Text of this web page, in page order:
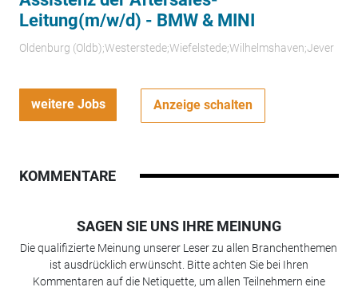
Leitung(m/w/d) - BMW & MINI
Oldenburg (Oldb);Westerstede;Wiefelstede;Wilhelmshaven;Jever
weitere Jobs Anzeige schalten
KOMMENTARE
SAGEN SIE UNS IHRE MEINUNG
Die qualifizierte Meinung unserer Leser zu allen Branchenthemen
ist ausdrücklich erwünscht. Bitte achten Sie bei Ihren
Kommentaren auf die Netiquette, um allen Teilnehmern eine